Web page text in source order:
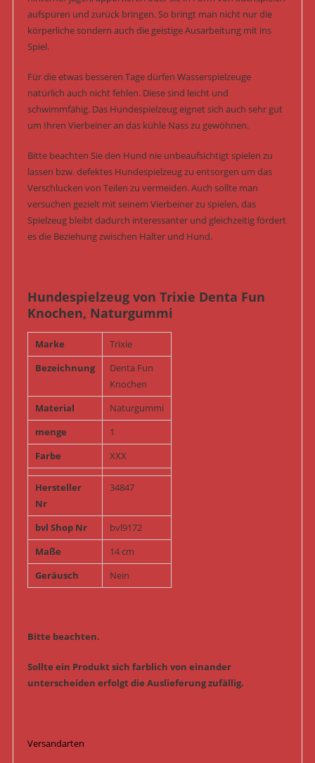
aufspüren und zurück bringen. So bringt man nicht nur die
körperliche sondern auch die geistige Ausarbeitung mit ins
Spiel.
Für die etwas besseren Tage dürfen Wasserspielzeuge
natürlich auch nicht fehlen. Diese sind leicht und
schwimmfähig. Das Hundespielzeug eignet sich auch sehr gut
um Ihren Vierbeiner an das kühle Nass zu gewöhnen.
Bitte beachten Sie den Hund nie unbeaufsichtigt spielen zu
lassen bzw. defektes Hundespielzeug zu entsorgen um das
Verschlucken von Teilen zu vermeiden. Auch sollte man
versuchen gezielt mit seinem Vierbeiner zu spielen, das
Spielzeug bleibt dadurch interessanter und gleichzeitig fördert
es die Beziehung zwischen Halter und Hund.
Hundespielzeug von Trixie Denta Fun
Knochen, Naturgummi
Marke
Trixie
Bezeichnung
Denta Fun
Knochen
Material
Naturgummi
menge
1
Farbe
XXX
Hersteller
Nr
34847
bvl Shop Nr
bvl9172
Maße
14 cm
Geräusch
Nein
Bitte beachten.
Sollte ein Produkt sich farblich von einander
unterscheiden erfolgt die Auslieferung zufällig.
Versandarten